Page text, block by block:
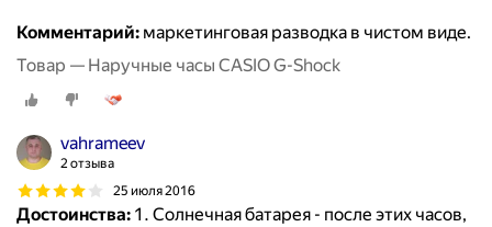
Комментарий: маркетинговая разводка в чистом виде.
Товар — Наручные часы CASIO G-Shock
vahrameev
2 отзыва
25 июля 2016
Достоинства: 1. Солнечная батарея - после этих часов,